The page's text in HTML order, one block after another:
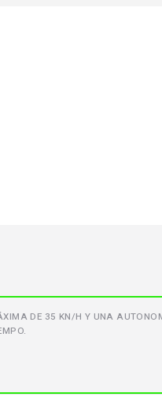
DE 35 KN/H Y UNA